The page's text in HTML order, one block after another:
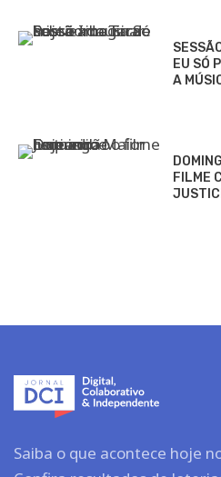
EU SÓ
A
FILME
Saiba o que acontece hoje